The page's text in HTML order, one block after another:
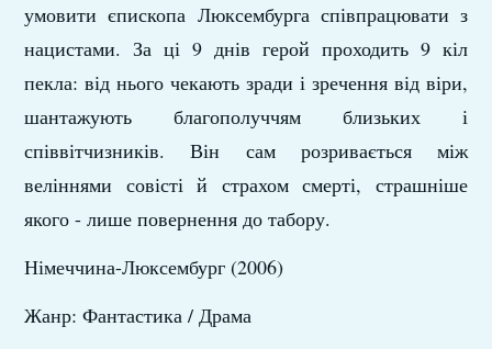
умовити єпископа Люксембурга співпрацювати з
нацистами. За ці 9 днів герой проходить 9 кіл
пекла: від нього чекають зради і зречення від віри,
шантажують благополуччям близьких і
співвітчизників. Він сам розривається між
веліннями совісті й страхом смерті, страшніше
якого - лише повернення до табору.
Німеччина-Люксембург (2006)
Жанр: Фантастика / Драма